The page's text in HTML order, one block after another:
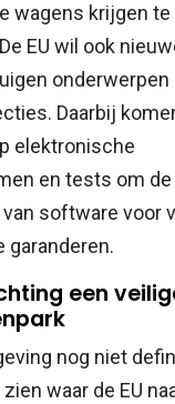
wagens krijgen
EU wil ook
onderwerpen
Daarbij
elektronische
en tests om de
software voor
garanderen.
een
nog niet
waar de EU